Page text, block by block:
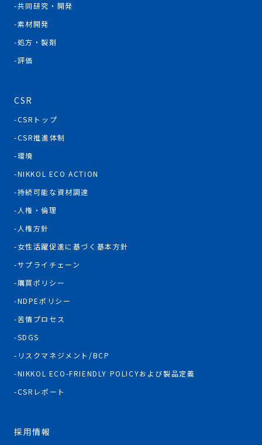
共同研究・開発
素材開発
処方・製剤
評価
CSR
CSRトップ
CSR推進体制
環境
NIKKOL ECO ACTION
持続可能な資材調達
人権・倫理
人権方針
女性活躍促進に基づく基本方針
サプライチェーン
購買ポリシー
NDPEポリシー
苦情プロセス
SDGS
リスクマネジメント/BCP
NIKKOL ECO-FRIENDLY POLICYおよび製品定義
CSRレポート
採用情報